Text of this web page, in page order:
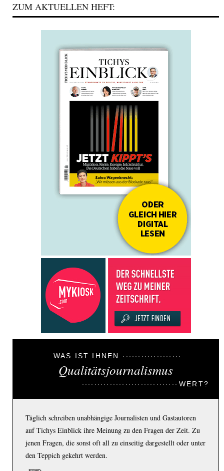
ZUM AKTUELLEN HEFT:
WAS IST IHNEN
Qualitätsjournalismus
WERT?
Täglich schreiben unabhängige Journalisten und Gastautoren
auf Tichys Einblick ihre Meinung zu den Fragen der Zeit. Zu
jenen Fragen, die sonst oft all zu einseitig dargestellt oder unter
den Teppich gekehrt werden.